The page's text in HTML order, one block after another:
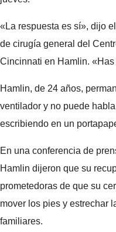
«La respuesta es sí», dijo
de cirugía general del
Cincinnati en Hamlin.
Hamlin, de 24 años,
ventilador y no puede
escribiendo en un
En una conferencia de
Hamlin dijeron que su
prometedoras de que su
mover los pies y estrechar
familiares.